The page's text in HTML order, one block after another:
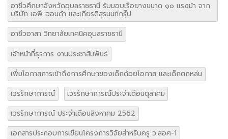
อาชีวศึกษาจังหวัดอุบลราชธานี รับมอบเรือยางขนาด ๑๐ แรงม้า จาก
บริษัท เอพี ฮอนด้า และเกียรติสุรนนท์กรุ๊ป
อาชีวอาสา วิทยาลัยเทคนิคอุบลราชธานี
เจ้าหน้าที่ธุรการ งานประชาสัมพันธ์
เพิ่มโอกาสการเข้าถึงการศึกษาของเด็กด้อยโอกาส และเด็กตกหล่น
เวรรักษาการณ์
เวรรักษาการณ์ประจำเดือนตุลาคม
เวรรักษาการณ์ ประจำเดือนสิงหาคม 2562
เอกสารประกอบการเขียนโครงการวิจัยสำหรับครู ว.สอศ-1